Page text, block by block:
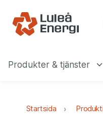
Gå till navigering
Gå till innehåll
Huvudmeny
Produkter & tjänster
Startsida